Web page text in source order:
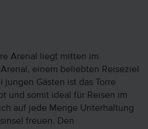
Arenal liegt mitten im
einem beliebten Reiseziel
jungen Gästen ist das Torre
und somit ideal für Reisen im
auf jede Menge Unterhaltung
freuen. Den